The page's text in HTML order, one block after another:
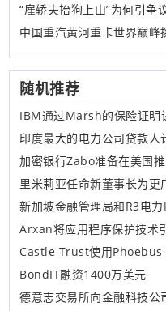
“雇轿夫抬狗上山”为何引争
中国重汽黄河重卡世界巅峰
随机推荐
IBM通过Marsh的保险证明
印度最大的电力公司贷款人
加密银行Zabo准备在美国
里米莉亚任命新董事长为更
新加坡金融管理局和R3电
Arxan将应用程序保护技术
BondIT融资1400万美元
德意志交易所向金融科技